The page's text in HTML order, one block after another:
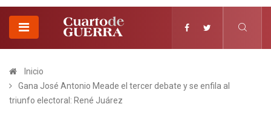
Inicio
Gana José Antonio Meade el tercer debate y se enfila al
triunfo electoral: René Juárez